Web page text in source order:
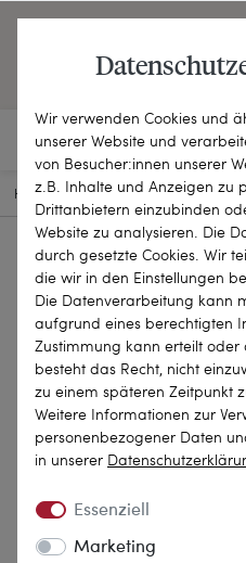
OPEN
HOME SCHMUCKSTÜCKE
Wir verwenden Cookies und
unserer Website und
von Besucher:innen unserer
z.B. Inhalte und Anzeigen zu
Drittanbietern einzubinden
Website zu analysieren. Die
durch gesetzte Cookies. Wir
die wir in den Einstellungen
Die Datenverarbeitung kann
aufgrund eines berechtigten
Zustimmung kann erteilt
besteht das Recht, nicht
zu einem späteren Zeitpunkt
Weitere Informationen zur
personenbezogener Daten
in unserer
Essenziell
Marketing